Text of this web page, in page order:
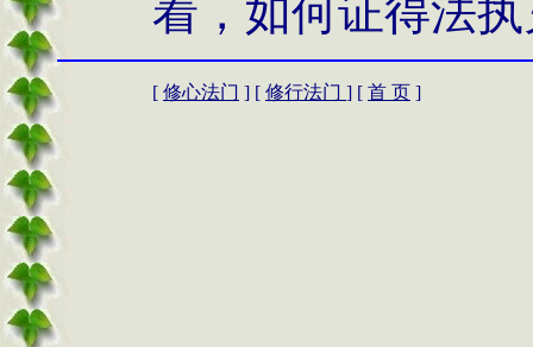
着，如何证得法
[ 修心法门 ] [ 修行法门 ] [ 首 页 ]